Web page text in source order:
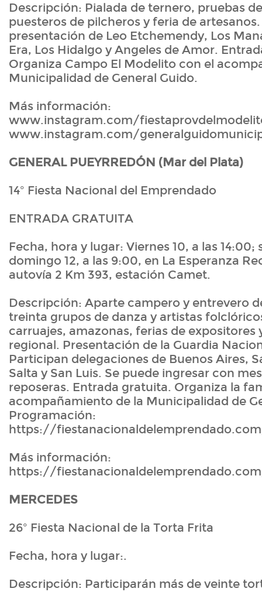
Descripción: Pialada de ternero, pruebas
puesteros de pilcheros y feria de
presentación de Leo Etchemendy, Los
Era, Los Hidalgo y Angeles de Amor.
Organiza Campo El Modelito con el
Municipalidad de General Guido.
Más información:
www.instagram.com/
www.instagram.com/
GENERAL PUEYRREDÓN (Mar del Plata)
14º Fiesta Nacional del Emprendado
ENTRADA GRATUITA
Fecha, hora y lugar: Viernes 10, a las 14:00;
domingo 12, a las 9:00, en La Esperanza
autovía 2 Km 393, estación Camet.
Descripción: Aparte campero y entrevero
treinta grupos de danza y artistas
carruajes, amazonas, ferias de expositores
regional. Presentación de la Guardia
Participan delegaciones de Buenos Aires,
Salta y San Luis. Se puede ingresar con
reposeras. Entrada gratuita. Organiza la
acompañamiento de la Municipalidad de
Programación:
https://
Más información:
https://
MERCEDES
26º Fiesta Nacional de la Torta Frita
Fecha, hora y lugar:.
Descripción: Participarán más de veinte